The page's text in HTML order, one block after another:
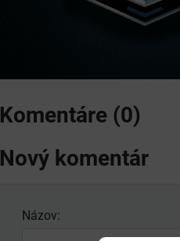
Komentáre (0)
Nový komentár
Názov: